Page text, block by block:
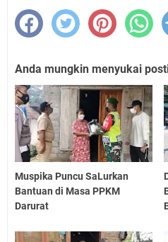
Anda mungkin menyukai
Muspika Puncu SaLurkan
Bantuan di Masa PPKM
Darurat